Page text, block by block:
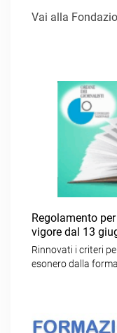
Vai alla
Regolamento
vigore dal 13
Rinnovati i criteri
esonero dalla